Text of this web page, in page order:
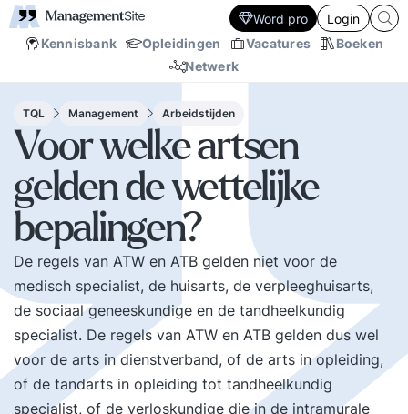
Kennisbank Opleidingen Vacatures
Boeken
Netwerk
Word pro Login
TQL Management Arbeidstijden
Voor welke artsen
gelden de wettelijke
bepalingen?
De regels van ATW en ATB gelden niet voor de
medisch specialist, de huisarts, de verpleeghuisarts,
de sociaal geneeskundige en de tandheelkundig
specialist. De regels van ATW en ATB gelden dus wel
voor de arts in dienstverband, of de arts in opleiding,
of de tandarts in opleiding tot tandheelkundig
specialist, of de verloskundige die in de intramurale